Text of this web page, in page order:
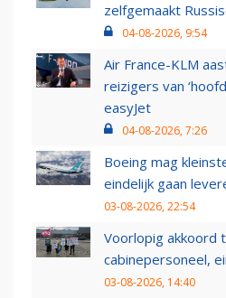
zelfgemaakt
04-08-2026, 9:54
Air France-KLM
reizigers van
easyJet
04-08-2026, 7:26
Boeing mag
eindelijk gaan
03-08-2026, 22:54
Voorlopig akkoord
cabinepersoneel,
03-08-2026, 14:40